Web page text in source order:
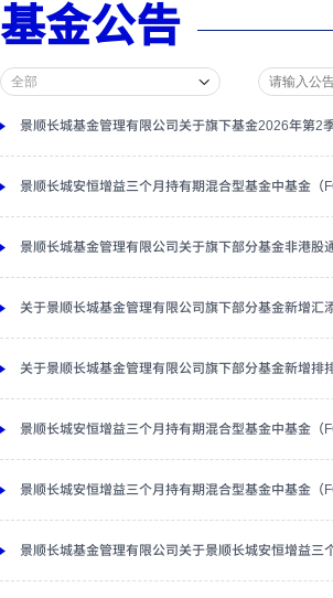
基金公告
景顺长城基金管理有限公司关于旗下基金2026年第2
景顺长城安恒增益三个月持有期混合型基金中基金（
景顺长城基金管理有限公司关于旗下部分基金非港
关于景顺长城基金管理有限公司旗下部分基金新增汇
关于景顺长城基金管理有限公司旗下部分基金新增排
景顺长城安恒增益三个月持有期混合型基金中基金（
景顺长城安恒增益三个月持有期混合型基金中基金（
景顺长城基金管理有限公司关于景顺长城安恒增益